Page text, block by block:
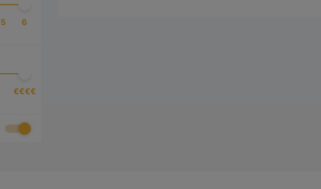
5 6
€€€€